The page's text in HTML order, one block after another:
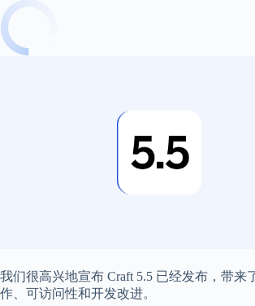
我们很高兴地宣布 Craft 5.5 已经发布，带来
作、可访问性和开发改进。